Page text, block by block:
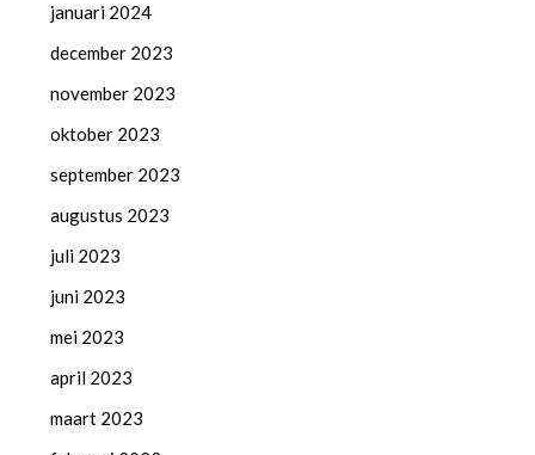
januari 2024
december 2023
november 2023
oktober 2023
september 2023
augustus 2023
juli 2023
juni 2023
mei 2023
april 2023
maart 2023